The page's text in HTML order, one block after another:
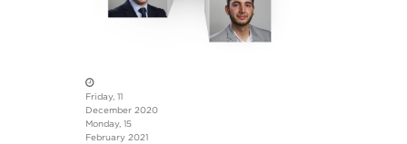
Friday, 11
December 2020
Monday, 15
February 2021